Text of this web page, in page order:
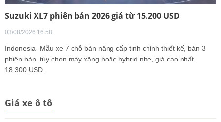
Suzuki XL7 phiên bản 2026 giá từ 15.200 USD
03/08/2026 16:58
Indonesia- Mẫu xe 7 chỗ bản nâng cấp tinh chỉnh thiết kế, bán 3
phiên bản, tùy chọn máy xăng hoặc hybrid nhẹ, giá cao nhất
18.300 USD.
Giá xe ô tô